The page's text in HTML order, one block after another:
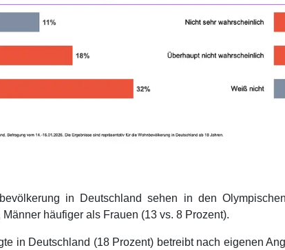
in Deutschland sehen in den
häufiger als Frauen (13 vs. 8 Prozent).
in Deutschland (18 Prozent) betreibt nach eigenen